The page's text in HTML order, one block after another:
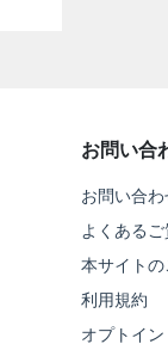
お問い合
お問い合わ
よくある
本サイト
利用規約
オプトイ